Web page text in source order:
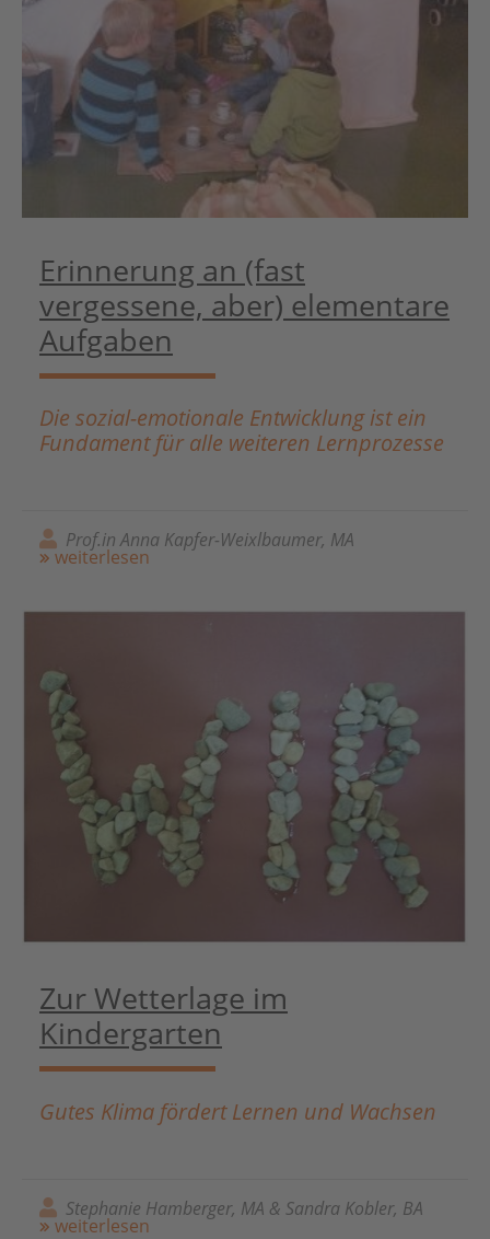
Erinnerung an (fast
vergessene, aber) elementare
Aufgaben
Die sozial-emotionale Entwicklung ist ein
Fundament für alle weiteren Lernprozesse
Prof.in Anna Kapfer-Weixlbaumer, MA
weiterlesen
Zur Wetterlage im
Kindergarten
Gutes Klima fördert Lernen und Wachsen
Stephanie Hamberger, MA & Sandra Kobler, BA
weiterlesen